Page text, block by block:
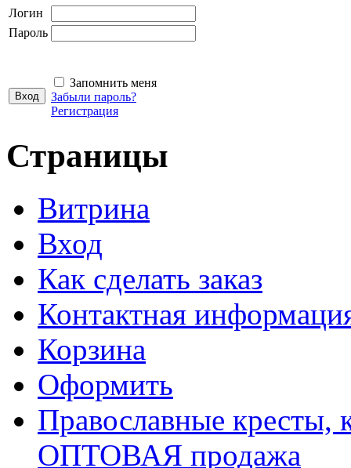
Логин
Пароль
Запомнить меня
Забыли пароль?
Регистрация
Страницы
Витрина
Вход
Как сделать заказ
Контактная
Корзина
Оформить
Православные кресты,
ОПТОВАЯ продажа